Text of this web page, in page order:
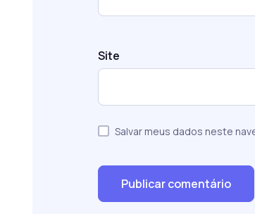
Site
Salvar meus dados neste